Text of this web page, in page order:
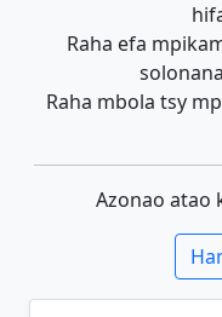
Raha efa
Raha mbola tsy
Azonao atao